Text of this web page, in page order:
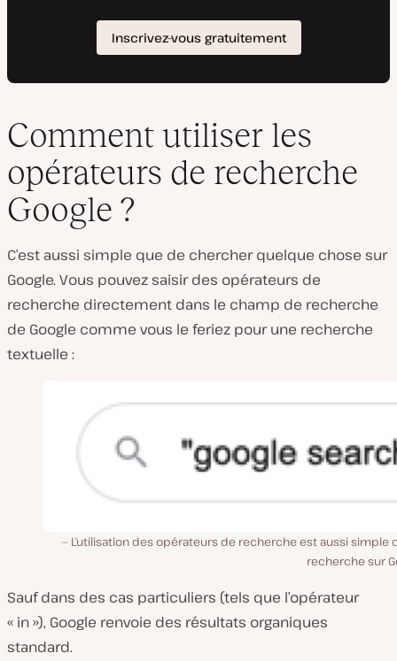
Comment utiliser les
opérateurs de recherche
Google ?
C’est aussi simple que de chercher quelque chose sur
Google. Vous pouvez saisir des opérateurs de
recherche directement dans le champ de recherche
de Google comme vous le feriez pour une recherche
textuelle :
L’utilisation des opérateurs de recherche est aussi simple
recherche sur
Sauf dans des cas particuliers (tels que l’opérateur
« in »), Google renvoie des résultats organiques
standard.